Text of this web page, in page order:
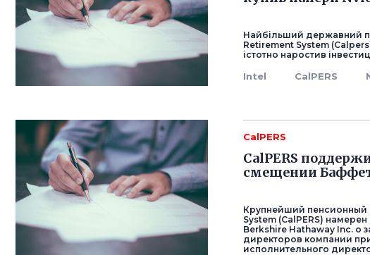
Найбільший державний
Retirement System
істотно наростив
Intel CalPERS
CalPERS
CalPERS
смещении
Крупнейший
System (CalPERS)
Berkshire Hathaway Inc. о
директоров компании
исполнительного